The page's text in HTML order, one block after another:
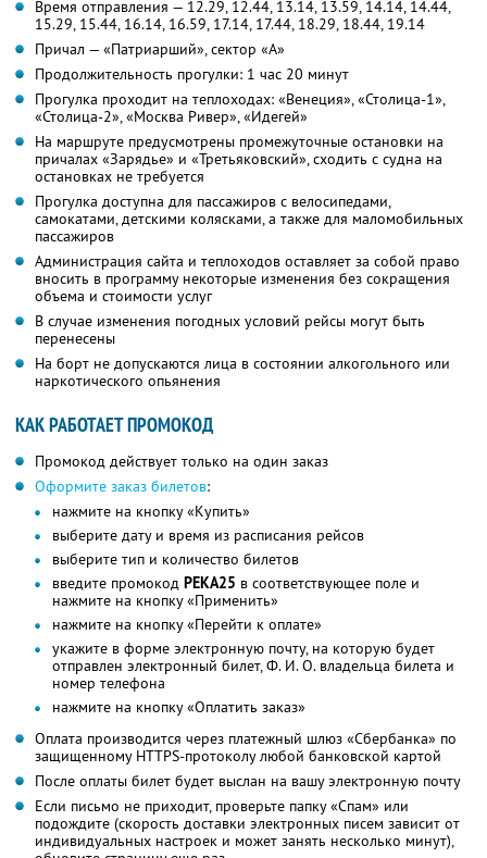
Время отправления — 12.29, 12.44, 13.14, 13.59, 14.14, 14.44,
15.29, 15.44, 16.14, 16.59, 17.14, 17.44, 18.29, 18.44, 19.14
Причал — «Патриарший», сектор «A»
Продолжительность прогулки: 1 час 20 минут
Прогулка проходит на теплоходах: «Венеция», «Столица-1»,
«Столица-2», «Москва Ривер», «Идегей»
На маршруте предусмотрены промежуточные остановки на
причалах «Зарядье» и «Третьяковский», сходить с судна на
остановках не требуется
Прогулка доступна для пассажиров с велосипедами,
самокатами, детскими колясками, а также для маломобильных
пассажиров
Администрация сайта и теплоходов оставляет за собой право
вносить в программу некоторые изменения без сокращения
объема и стоимости услуг
В случае изменения погодных условий рейсы могут быть
перенесены
На борт не допускаются лица в состоянии алкогольного или
наркотического опьянения
КАК РАБОТАЕТ ПРОМОКОД
Промокод действует только на один заказ
Оформите заказ билетов:
нажмите на кнопку «Купить»
выберите дату и время из расписания рейсов
выберите тип и количество билетов
введите промокод РЕКА25 в соответствующее поле и
нажмите на кнопку «Применить»
нажмите на кнопку «Перейти к оплате»
укажите в форме электронную почту, на которую будет
отправлен электронный билет,Ф. И. О.владельца билета и
номер телефона
нажмите на кнопку «Оплатить заказ»
Оплата производится через платежный шлюз «Сбербанка» по
защищенному HTTPS-протоколу любой банковской картой
После оплаты билет будет выслан на вашу электронную почту
Если письмо не приходит, проверьте папку «Спам» или
подождите (скорость доставки электронных писем зависит от
индивидуальных настроек и может занять несколько минут),